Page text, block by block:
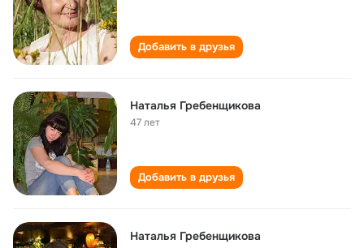
Добавить в друзья
Наталья Гребенщикова
47 лет
Добавить в друзья
Наталья Гребенщикова